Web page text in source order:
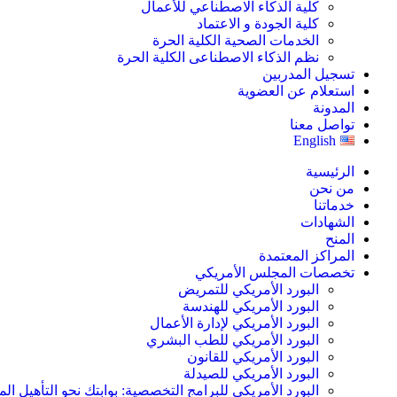
كلية الذكاء الاصطناعي للأعمال
كلية الجودة و الاعتماد
الخدمات الصحية الكلية الحرة
نظم الذكاء الاصطناعى الكلية الحرة
تسجيل المدربين
استعلام عن العضوية
المدونة
تواصل معنا
English
الرئيسية
من نحن
خدماتنا
الشهادات
المنح
المراكز المعتمدة
تخصصات المجلس الأمريكي
البورد الأمريكي للتمريض
البورد الأمريكي للهندسة
البورد الأمريكي لإدارة الأعمال
البورد الأمريكي للطب البشري
البورد الأمريكي للقانون
البورد الأمريكي للصيدلة
البورد الأمريكي للبرامج التخصصية: بوابتك نحو التأهيل